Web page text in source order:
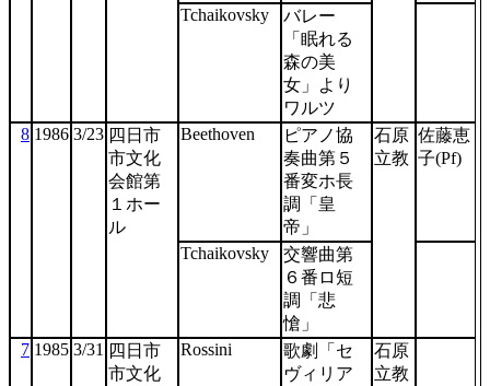
Tchaikovsky
バレー
「眠れる
森の美
女」より
ワルツ
8 1986 3/23 四日市
市文化
会館第
１ホー
ル
Beethoven
ピアノ協
奏曲第５
番変ホ長
調「皇
帝」
石原
立教
佐藤恵
子(Pf)
Tchaikovsky
交響曲第
６番ロ短
調「悲
愴」
7 1985 3/31 四日市
市文化
Rossini
歌劇「セ
ヴィリア
石原
立教